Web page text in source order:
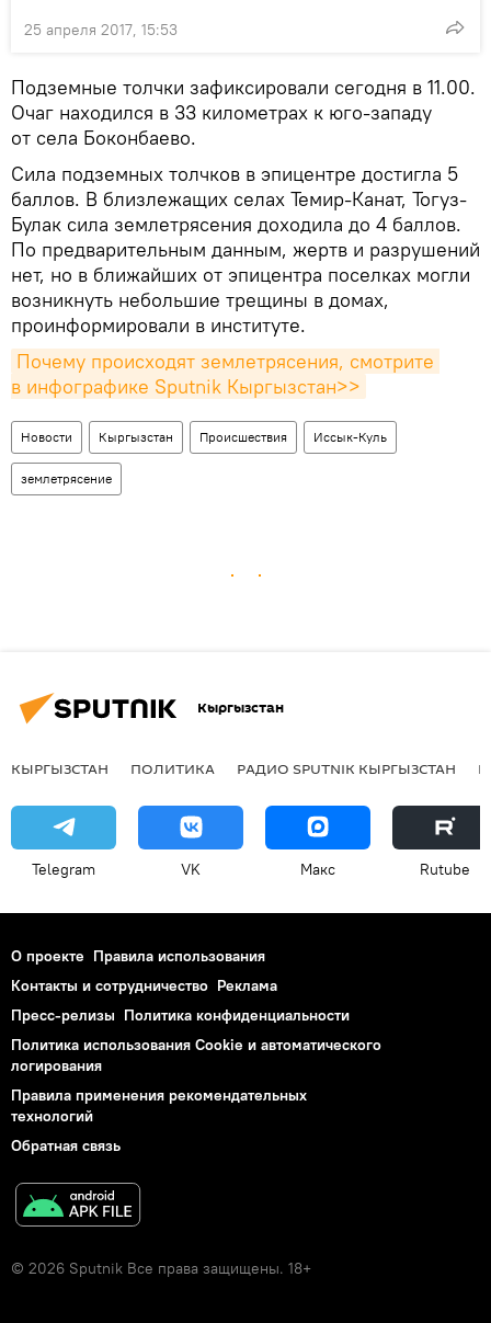
25 апреля 2017, 15:53
Подземные толчки зафиксировали сегодня в 11.00.
Очаг находился в 33 километрах к юго-западу
от села Боконбаево.
Сила подземных толчков в эпицентре достигла 5
баллов. В близлежащих селах Темир-Канат, Тогуз-
Булак сила землетрясения доходила до 4 баллов.
По предварительным данным, жертв и разрушений
нет, но в ближайших от эпицентра поселках могли
возникнуть небольшие трещины в домах,
проинформировали в институте.
Почему происходят землетрясения, смотрите
в инфографике Sputnik Кыргызстан>>
Новости Кыргызстан Происшествия Иссык-Куль
землетрясение
Кыргызстан
КЫРГЫЗСТАН ПОЛИТИКА РАДИО SPUTNIK КЫРГЫЗСТАН
Telegram VK Макс Rutube
О проекте Правила использования
Контакты и сотрудничество Реклама
Пресс-релизы Политика конфиденциальности
Политика использования Cookie и автоматического
логирования
Правила применения рекомендательных
технологий
Обратная связь
© 2026 Sputnik Все права защищены. 18+